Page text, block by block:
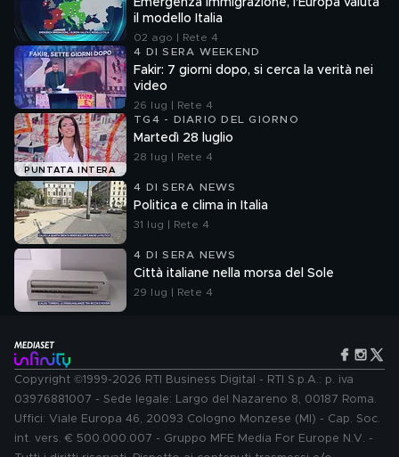
Emergenza immigrazione, l'Europa valuta
il modello Italia
02 ago | Rete 4
4 DI SERA WEEKEND
Fakir: 7 giorni dopo, si cerca la verità nei
video
26 lug | Rete 4
PUNTATA INTERA
TG4 - DIARIO DEL GIORNO
Martedì 28 luglio
28 lug | Rete 4
4 DI SERA NEWS
Politica e clima in Italia
31 lug | Rete 4
4 DI SERA NEWS
Città italiane nella morsa del Sole
29 lug | Rete 4
Copyright ©1999-2026 RTI Business Digital - RTI S.p.A.: p. iva
03976881007 - Sede legale: Largo del Nazareno 8, 00187 Roma.
Uffici: Viale Europa 46, 20093 Cologno Monzese (MI) - Cap. Soc.
int. vers. € 500.000.007 - Gruppo MFE Media For Europe N.V. -